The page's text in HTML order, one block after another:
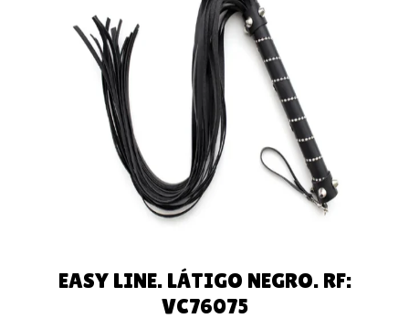
LEER MÁS
EASY LINE. LÁTIGO NEGRO. RF:
VC76075